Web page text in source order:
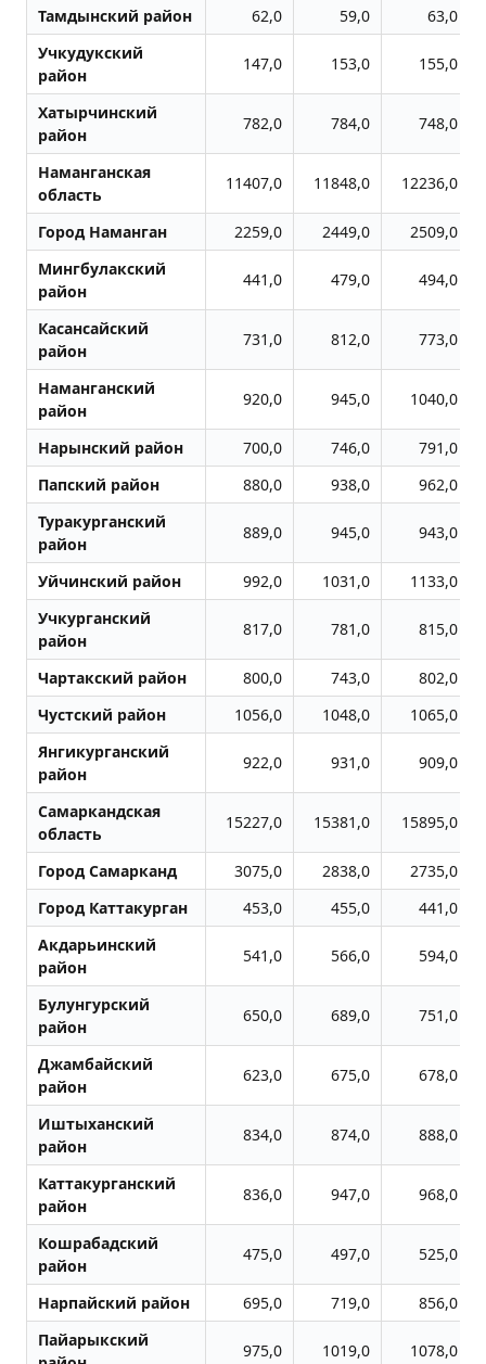
Тамдынский район 62,0 59,0
63,0
Учкудукский
район
147,0 153,0 155,0
Хатырчинский
район
782,0 784,0 748,0
Наманганская
область
11407,0 11848,0 12236,0
Город Наманган 2259,0 2449,0
2509,0
Мингбулакский
район
441,0 479,0 494,0
Касансайский
район
731,0 812,0 773,0
Наманганский
район
920,0 945,0 1040,0
Нарынский район 700,0 746,0
791,0
Папский район
880,0 938,0
962,0
Туракурганский
район
889,0 945,0 943,0
Уйчинский район 992,0 1031,0
1133,0
Учкурганский
район
817,0 781,0 815,0
Чартакский район 800,0 743,0
802,0
Чустский район
1056,0 1048,0
1065,0
Янгикурганский
район
922,0 931,0 909,0
Самаркандская
область
15227,0 15381,0 15895,0
Город Самарканд 3075,0 2838,0
2735,0
Город Каттакурган
453,0 455,0
441,0
Акдарьинский
район
541,0 566,0 594,0
Булунгурский
район
650,0 689,0 751,0
Джамбайский
район
623,0 675,0 678,0
Иштыханский
район
834,0 874,0 888,0
Каттакурганский
район
836,0 947,0 968,0
Кошрабадский
район
475,0 497,0 525,0
Нарпайский район 695,0 719,0
856,0
Пайарыкский
975,0 1019,0 1078,0